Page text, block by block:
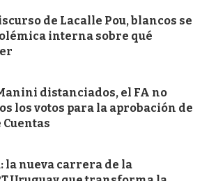
de Lacalle Pou, blancos se
interna sobre qué
distanciados, el FA no
los votos para la aprobación de
nueva carrera de la